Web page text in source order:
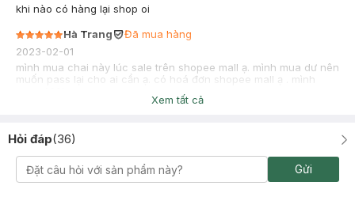
khi nào có hàng lại shop oi
Hà Trang
Đã mua hàng
2023-02-01
mình mua chai này lúc sale trên shopee mall ạ. mình mua dư nên
muốn pass lại cho ai cần ạ. có hoá đơn shopee mall ạ . mình
Xem tất cả
Hỏi đáp(36)
Gửi